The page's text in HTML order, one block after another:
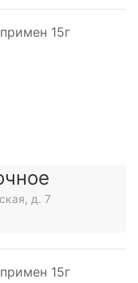
15г
д. 7
15г